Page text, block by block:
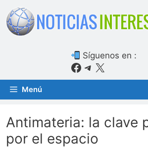
Saltar
contenido
Síguenos en :
Facebook
Telegram
X
Menú
Antimateria: la clave
por el espacio